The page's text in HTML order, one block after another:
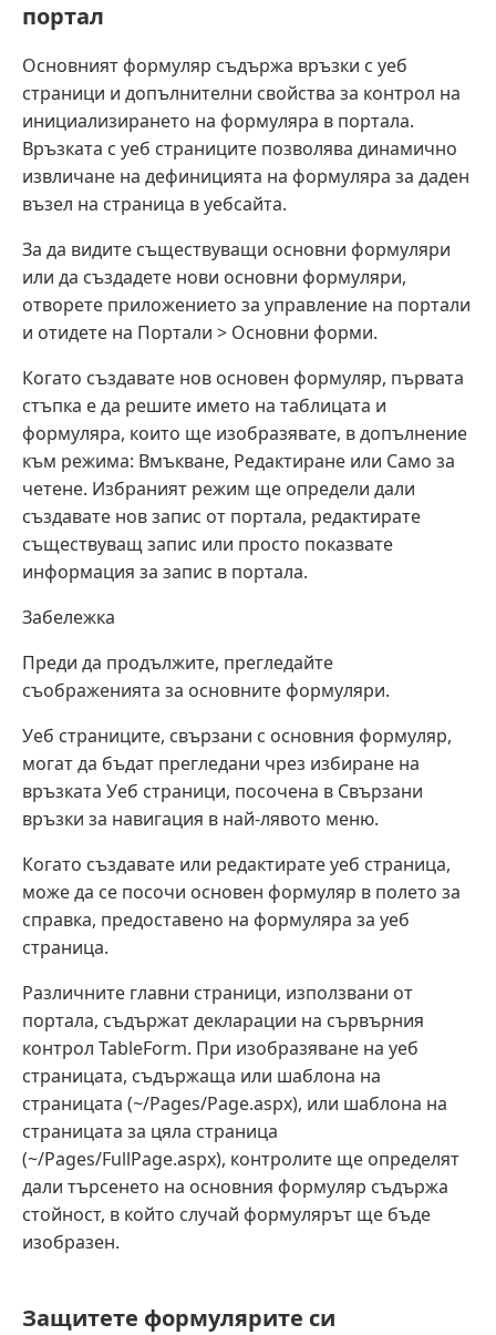
портал
Основният формуляр съдържа връзки с уеб
страници и допълнителни свойства за контрол на
инициализирането на формуляра в портала.
Връзката с уеб страниците позволява динамично
извличане на дефиницията на формуляра за даден
възел на страница в уебсайта.
За да видите съществуващи основни формуляри
или да създадете нови основни формуляри,
отворете приложението за управление на портали
и отидете на Портали > Основни форми.
Когато създавате нов основен формуляр, първата
стъпка е да решите името на таблицата и
формуляра, които ще изобразявате, в допълнение
към режима: Вмъкване, Редактиране или Само за
четене. Избраният режим ще определи дали
създавате нов запис от портала, редактирате
съществуващ запис или просто показвате
информация за запис в портала.
Забележка
Преди да продължите, прегледайте
съображенията за основните формуляри.
Уеб страниците, свързани с основния формуляр,
могат да бъдат прегледани чрез избиране на
връзката Уеб страници, посочена в Свързани
връзки за навигация в най-лявото меню.
Когато създавате или редактирате уеб страница,
може да се посочи основен формуляр в полето за
справка, предоставено на формуляра за уеб
страница.
Различните главни страници, използвани от
портала, съдържат декларации на сървърния
контрол TableForm. При изобразяване на уеб
страницата, съдържаща или шаблона на
страницата (~/Pages/Page.aspx), или шаблона на
страницата за цяла страница
(~/Pages/FullPage.aspx), контролите ще определят
дали търсенето на основния формуляр съдържа
стойност, в който случай формулярът ще бъде
изобразен.
Защитете формулярите си